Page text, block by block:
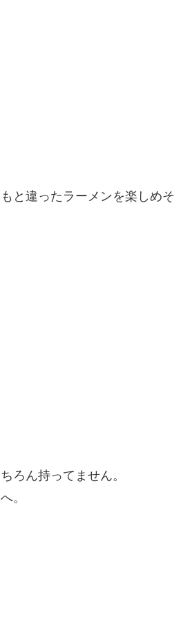
と違ったラーメンを楽しめそ
ろん持ってません。
。